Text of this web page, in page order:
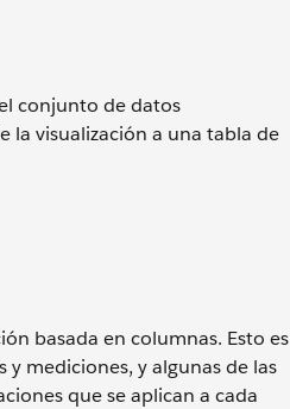
conjunto de datos
la visualización a una tabla de
basada en columnas. Esto es
mediciones, y algunas de las
que se aplican a cada